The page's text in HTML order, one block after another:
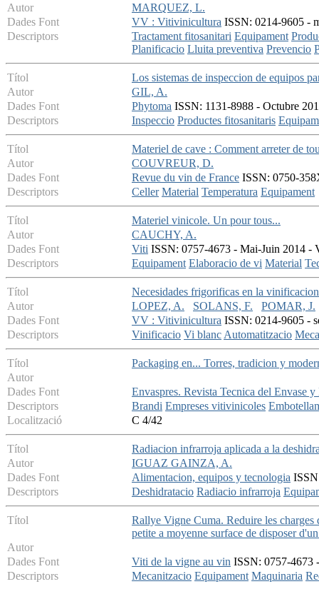
Autor
MARQUEZ, L.
Dades Font
VV : Vitivinicultura ISSN: 0214-9605 -
Descriptors
Tractament fitosanitari Equipament
Planificacio Lluita preventiva Prevencio
Títol
Los sistemas de inspeccion de equipos
Autor
GIL, A.
Dades Font
Phytoma ISSN: 1131-8988 - Octubre
Descriptors
Inspeccio Productes fitosanitaris
Títol
Materiel de cave : Comment arreter de
Autor
COUVREUR, D.
Dades Font
Revue du vin de France ISSN: 0750-
Descriptors
Celler Material Temperatura Equipament
Títol
Materiel vinicole. Un pour tous...
Autor
CAUCHY, A.
Dades Font
Viti ISSN: 0757-4673 - Mai-Juin 2014 -
Descriptors
Equipament Elaboracio de vi Material
Títol
Necesidades frigorificas en la
Autor
LOPEZ, A. SOLANS, F.
POMAR, J.
Dades Font
VV : Vitivinicultura ISSN: 0214-9605 -
Descriptors
Vinificacio Vi blancAutomatitzacio
Títol
Packaging en... Torres, tradicion y
Autor
Dades Font
Envaspres. Revista Tecnica del Envase y
Descriptors
Brandi Empreses vitivinicoles
Localització
C 4/42
Títol
Radiacion infrarroja aplicada a la
Autor
IGUAZ GAINZA, A.
Dades Font
Alimentacion, equipos y tecnologia
Descriptors
Deshidratacio Radiacio infrarroja
Títol
Rallye Vigne Cuma. Reduire les charges
petite a moyenne surface de disposer
Autor
Dades Font
Viti de la vigne au vin ISSN: 0757-4673
Descriptors
Mecanitzacio Equipament Maquinaria